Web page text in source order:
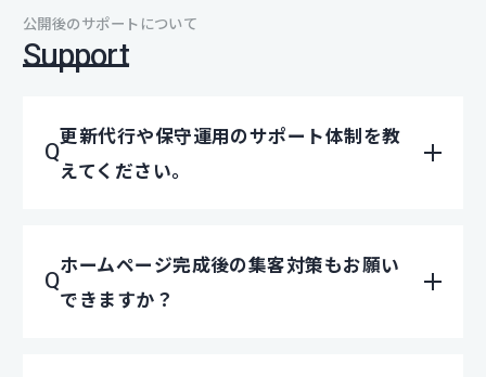
公開後のサポートについて
Support
更新代⾏や保守運⽤のサポート体制を教
えてください。
ホームページ完成後の集客対策もお願い
できますか？